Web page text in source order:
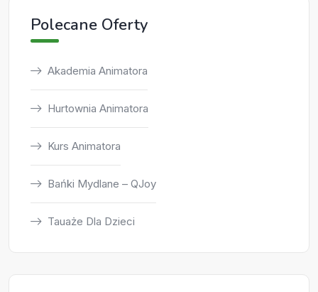
Polecane Oferty
Akademia Animatora
Hurtownia Animatora
Kurs Animatora
Bańki Mydlane – QJoy
Tauaże Dla Dzieci